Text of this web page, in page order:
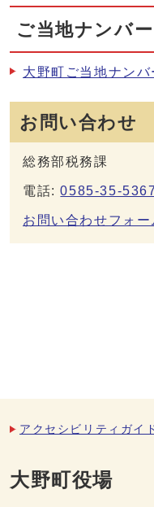
ご当地ナンバー
大野町ご当地ナン
お問い合わせ
総務部税務課
電話:0585-35-5367
お問い合わせフォー
アクセシビリティガイ
大野町役場